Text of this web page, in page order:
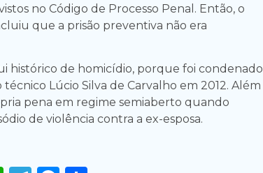
no Código de Processo Penal. Então, o
que a prisão preventiva não era
histórico de homicídio, porque foi condenado
Lúcio Silva de Carvalho em 2012. Além
pena em regime semiaberto quando
de violência contra a ex-esposa.